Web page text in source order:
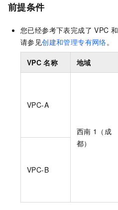
前提条件
您已经参考下表完成了 VPC 和
请参见创建和管理专有网络。
VPC 名称 地域
VPC-A
西南 1（成
都）
VPC-B